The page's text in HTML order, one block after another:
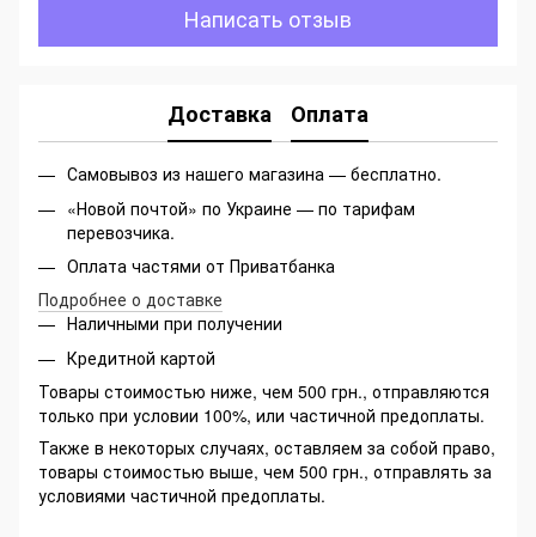
Написать отзыв
Доставка Оплата
Самовывоз из нашего магазина — бесплатно.
«Новой почтой» по Украине — по тарифам
перевозчика.
Оплата частями от Приватбанка
Подробнее о доставке
Наличными при получении
Кредитной картой
Товары стоимостью ниже, чем 500 грн., отправляются
только при условии 100%, или частичной предоплаты.
Также в некоторых случаях, оставляем за собой право,
товары стоимостью выше, чем 500 грн., отправлять за
условиями частичной предоплаты.